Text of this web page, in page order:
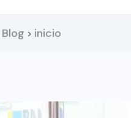
Blog > inicio